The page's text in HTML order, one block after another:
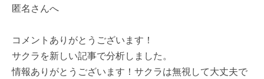
匿名さんへ
コメントありがとうございます！
サクラを新しい記事で分析しました。
情報ありがとうございます！サクラは無視して大丈夫で